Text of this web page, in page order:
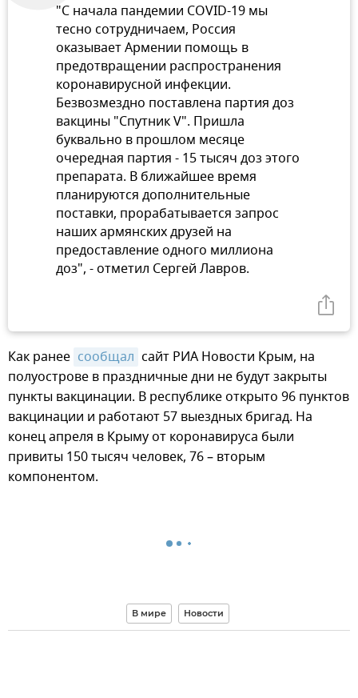
"С начала пандемии COVID-19 мы
тесно сотрудничаем, Россия
оказывает Армении помощь в
предотвращении распространения
коронавирусной инфекции.
Безвозмездно поставлена партия доз
вакцины "Спутник V". Пришла
буквально в прошлом месяце
очередная партия - 15 тысяч доз этого
препарата. В ближайшее время
планируются дополнительные
поставки, прорабатывается запрос
наших армянских друзей на
предоставление одного миллиона
доз", - отметил Сергей Лавров.
Как ранее сообщал сайт РИА Новости Крым, на
полуострове в праздничные дни не будут закрыты
пункты вакцинации. В республике открыто 96 пунктов
вакцинации и работают 57 выездных бригад. На
конец апреля в Крыму от коронавируса были
привиты 150 тысяч человек, 76 – вторым
компонентом.
В мире Новости